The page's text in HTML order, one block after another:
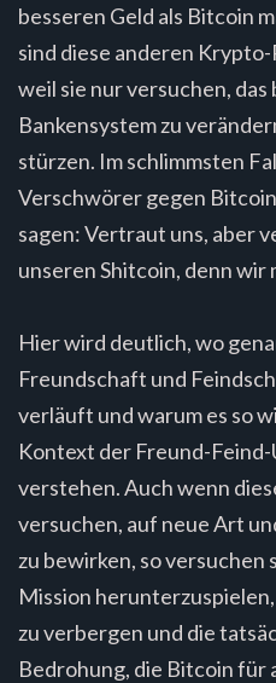
besseren Geld als Bitcoin
sind diese anderen
weil sie nur versuchen,
Bankensystem zu
stürzen. Im schlimmsten
Verschwörer gegen
sagen: Vertraut uns, aber
unseren Shitcoin, denn wir
Hier wird deutlich, wo
Freundschaft und
verläuft und warum es so
Kontext der Freund-
verstehen. Auch wenn
versuchen, auf neue Art
zu bewirken, so
Mission
zu verbergen und die
Bedrohung, die Bitcoin für